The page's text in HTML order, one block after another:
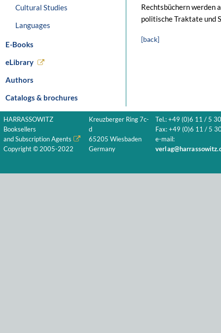
Cultural Studies
Languages
E-Books
eLibrary
Authors
Catalogs & brochures
Rechtsbüchern werden
politische Traktate und
[back]
HARRASSOWITZ
Booksellers
and Subscription Agents
Copyright © 2005-2022
Kreuzberger Ring 7c-
d
65205 Wiesbaden
Germany
Tel.: +49 (0)6 11 / 5
Fax: +49 (0)6 11 / 5
e-mail: